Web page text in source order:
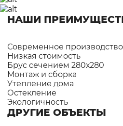
НАШИ
Современное производство
Низкая стоимость
Брус сечением 280х280
Монтаж и сборка
Утепление дома
Остекление
Экологичность
ДРУГИЕ ОБЪЕКТЫ